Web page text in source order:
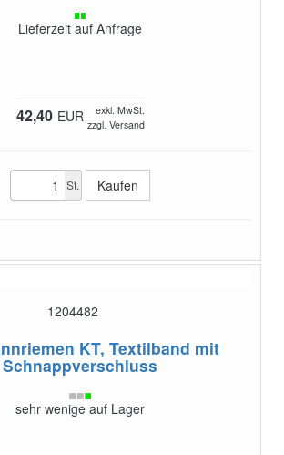
Lieferzeit auf Anfrage
42,40 EUR
exkl. MwSt.
zzgl. Versand
St.
1204482
KT, Textilband mit
Schnappverschluss
sehr wenige auf Lager